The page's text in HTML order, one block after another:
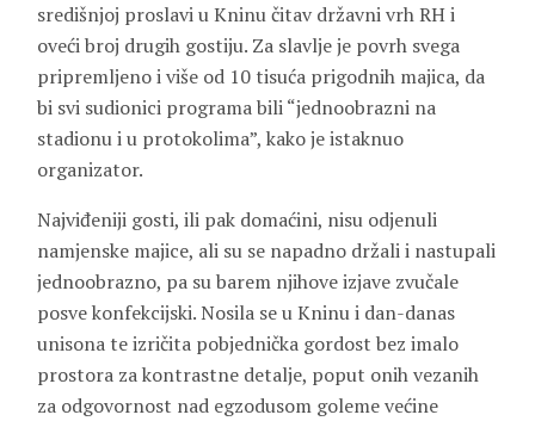
središnjoj proslavi u Kninu čitav državni vrh RH i
oveći broj drugih gostiju. Za slavlje je povrh svega
pripremljeno i više od 10 tisuća prigodnih majica, da
bi svi sudionici programa bili “jednoobrazni na
stadionu i u protokolima”, kako je istaknuo
organizator.
Najviđeniji gosti, ili pak domaćini, nisu odjenuli
namjenske majice, ali su se napadno držali i nastupali
jednoobrazno, pa su barem njihove izjave zvučale
posve konfekcijski. Nosila se u Kninu i dan-danas
unisona te izričita pobjednička gordost bez imalo
prostora za kontrastne detalje, poput onih vezanih
za odgovornost nad egzodusom goleme većine